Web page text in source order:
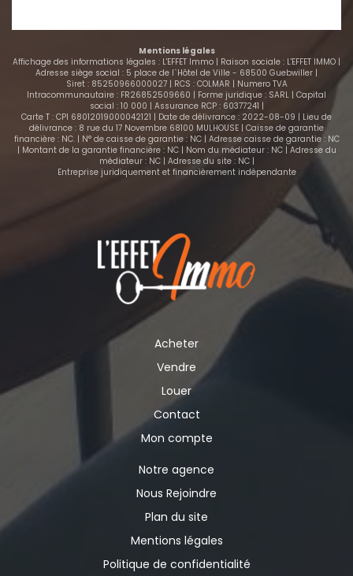
Mentions légales
Affichage des informations légales : L'EFFET Immo | Raison sociale : L'EFFET IMMO |
Adresse siège social : 5 place de l`Hôtel de Ville - 68500 Guebwiller |
Siret : 85250966000027 | RCS : COLMAR | Numero TVA
Intracommunautaire : FR26852509660 | Forme juridique : SARL | Capital
social : 10 000 | Assurance RCP : 60377241 |
Carte T : CPI 68012019000042121 | Date de délivrance : 2022-08-09 | Lieu de
délivrance : 8 rue du 17 Novembre 68100 MULHOUSE | Caisse de garantie
financière : NC. | N° de caisse de garantie : NC | Adresse caisse de garantie : NC
| Montant de la garantie financière : NC | Nom du médiateur : NC | Adresse du
médiateur : NC | Adresse du site : NC |
Entreprise juridiquement et financièrement indépendante
Acheter
Vendre
Louer
Contact
Mon compte
Notre agence
Nous Rejoindre
Plan du site
Mentions légales
Politique de confidentialité